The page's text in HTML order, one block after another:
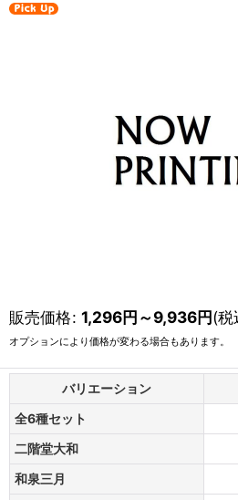
販売価格: 1,296円～9,936円(税
オプションにより価格が変わる場合もあります。
バリエーション
全6種セット
二階堂大和
和泉三月